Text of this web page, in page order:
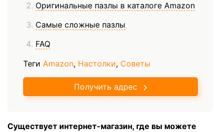
Оригинальные пазлы в каталоге Amazon
Самые сложные пазлы
FAQ
Теги Amazon, Настолки, Советы
Получить адрес
Существует интернет-магазин, где вы можете